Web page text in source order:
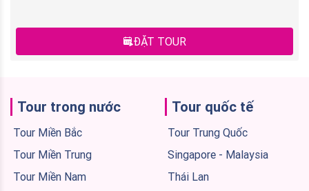
ĐẶT TOUR
Tour trong nước
Tour Miền Bắc
Tour Miền Trung
Tour Miền Nam
Tour quốc tế
Tour Trung Quốc
Singapore - Malaysia
Thái Lan